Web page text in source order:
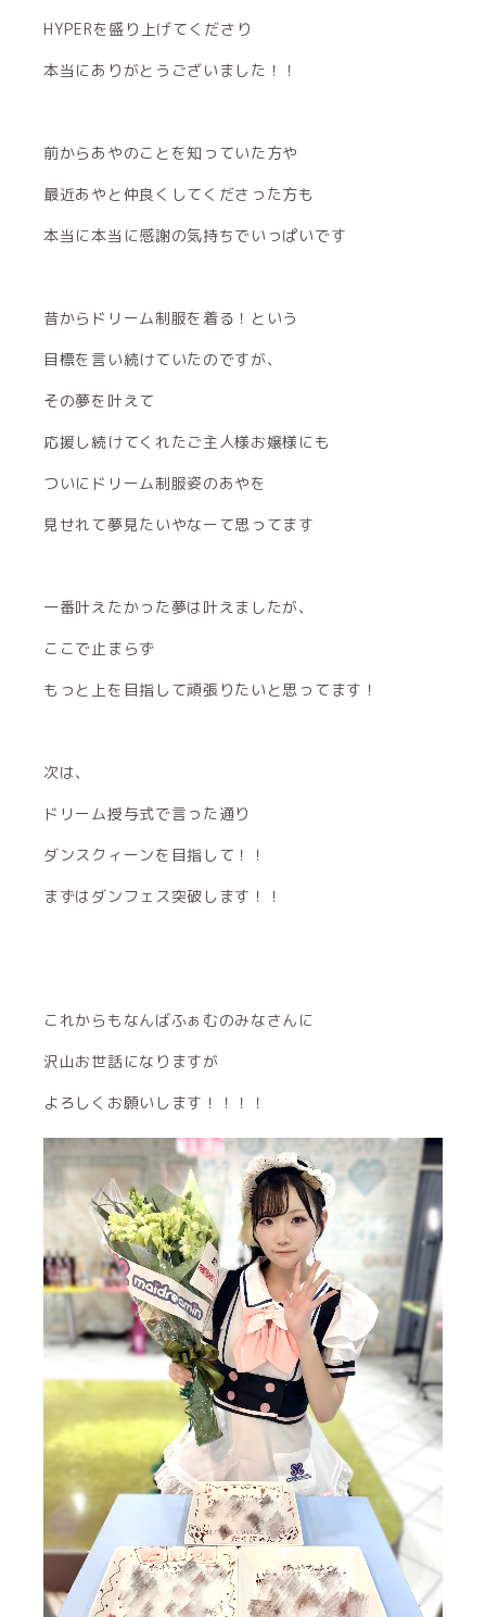
HYPERを盛り上げてくださり
本当にありがとうございました！！
前からあやのことを知っていた方や
最近あやと仲良くしてくださった方も
本当に本当に感謝の気持ちでいっぱいです
昔からドリーム制服を着る！という
目標を言い続けていたのですが、
その夢を叶えて
応援し続けてくれたご主人様お嬢様にも
ついにドリーム制服姿のあやを
見せれて夢見たいやなーて思ってます
一番叶えたかった夢は叶えましたが、
ここで止まらず
もっと上を目指して頑張りたいと思ってます！
次は、
ドリーム授与式で言った通り
ダンスクィーンを目指して！！
まずはダンフェス突破します！！
これからもなんばふぁむのみなさんに
沢山お世話になりますが
よろしくお願いします！！！！